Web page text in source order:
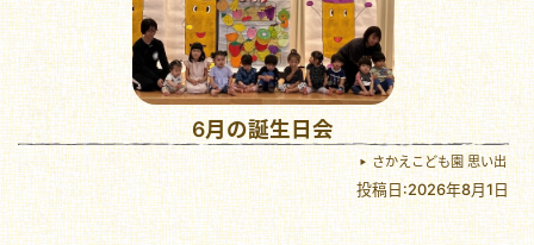
6月の誕生日会
さかえこども園 思い出
投稿日:2026年8月1日